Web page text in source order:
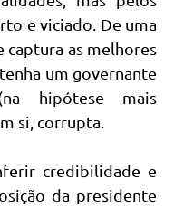
e viciado. De uma
captura as melhores
um governante
hipótese mais
si, corrupta.
credibilidade e
da presidente